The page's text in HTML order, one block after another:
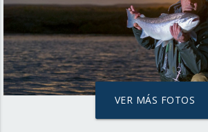
VER MÁS FOTOS